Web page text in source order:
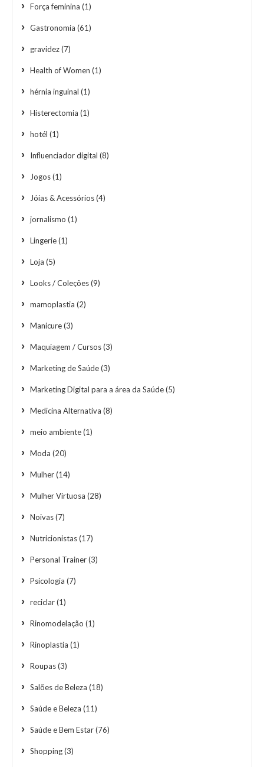
Força feminina (1)
Gastronomia (61)
gravidez(7)
Health of Women (1)
hérnia inguinal (1)
Histerectomia (1)
hotél (1)
Influenciador digital (8)
Jogos(1)
Jóias & Acessórios(4)
jornalismo (1)
Lingerie(1)
Loja (5)
Looks / Coleções(9)
mamoplastia (2)
Manicure(3)
Maquiagem / Cursos(3)
Marketing de Saúde(3)
Marketing Digital para a área da Saúde(5)
Medicina Alternativa (8)
meio ambiente(1)
Moda (20)
Mulher(14)
Mulher Virtuosa (28)
Noivas(7)
Nutricionistas(17)
Personal Trainer(3)
Psicologia (7)
reciclar(1)
Rinomodelação (1)
Rinoplastia (1)
Roupas(3)
Salões de Beleza (18)
Saúde e Beleza (11)
Saúde e Bem Estar(76)
Shopping(3)